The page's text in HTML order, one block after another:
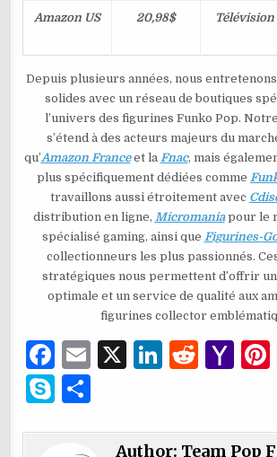
Amazon US 20,98$ Télévision
Depuis plusieurs années, nous
solides avec un réseau de boutiques
l’univers des figurines Funko Pop.
s’étend à des acteurs majeurs du
qu’Amazon Franceet la Fnac, mais
plus spécifiquement dédiées comme
travaillons aussi étroitement avec
distribution en ligne, Micromaniapour le
spécialisé gaming, ainsi que Figurines-
collectionneurs les plus passionnés.
stratégiques nous permettent d’offrir
optimale et un service de qualité aux
figurines collector
F
a
c
e
E
l
X
Li
e
R
di
Y
o
S
taAuthor: Team Pop